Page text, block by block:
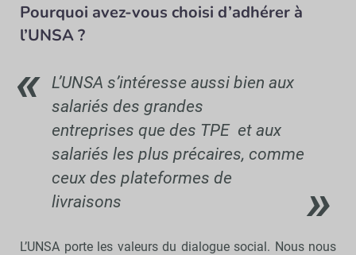
Pourquoi avez-vous choisi d’adhérer à
l’UNSA ?
L’UNSA s’intéresse aussi bien aux
salariés des grandes
entreprises que des TPE et aux
salariés les plus précaires, comme
ceux des plateformes de
livraisons
L’UNSA porte les valeurs du dialogue social. Nous nous